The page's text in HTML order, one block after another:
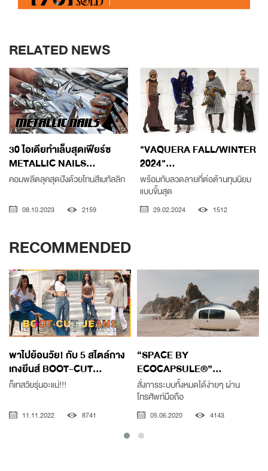
RELATED NEWS
30 ไอเดียทำเล็บสุดเฟียร์ซ
METALLIC NAILS...
คอมพลีตลุคสุดปังด้วยโทนสีเมทัลลิก
08.10.2023 2159
"VAQUERA FALL/WINTER
2024"...
พร้อมกับลวดลายที่ต่อต้านทุนนิยม
แบบขั้นสุด
29.02.2024 1512
RECOMMENDED
พาไปย้อนวัย! กับ 5 สไตล์กาง
เกงยีนส์ BOOT-CUT...
ก็เทสวัยรุ่นอะแม่!!!
11.11.2022 8741
“SPACE BY
ECOCAPSULE®”...
สั่งการระบบทั้งหมดได้ง่ายๆ ผ่าน
โทรศัพท์มือถือ
05.06.2020 4143